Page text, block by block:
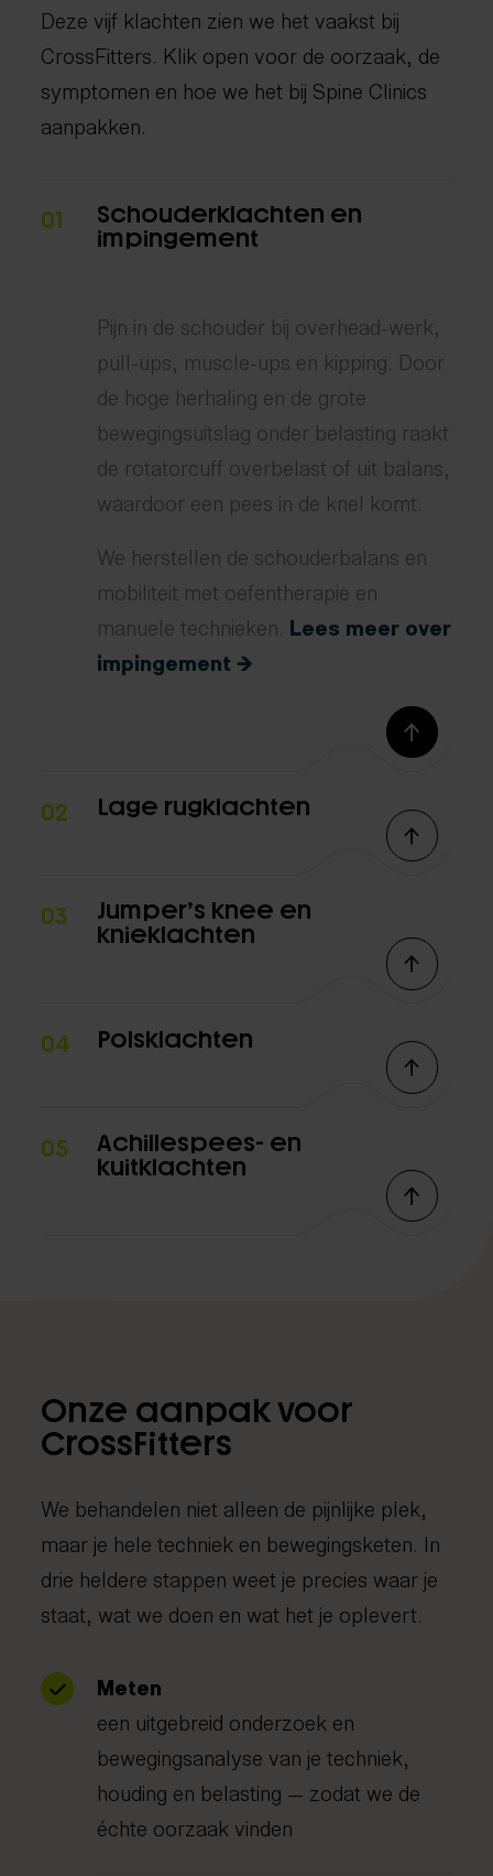
Deze vijf klachten zien we het vaakst bij
CrossFitters. Klik open voor de oorzaak, de
symptomen en hoe we het bij Spine Clinics
aanpakken.
01
Schouderklachten en
impingement
Pijn in de schouder bij overhead-werk,
pull-ups, muscle-ups en kipping. Door
de hoge herhaling en de grote
bewegingsuitslag onder belasting raakt
de rotatorcuff overbelast of uit balans,
waardoor een pees in de knel komt.
We herstellen de schouderbalans en
mobiliteit met oefentherapie en
manuele technieken. Lees meer over
impingement →
02 Lage rugklachten
03
Jumper’s knee en
knieklachten
04 Polsklachten
05
Achillespees- en
kuitklachten
Onze aanpak voor
CrossFitters
We behandelen niet alleen de pijnlijke plek,
maar je hele techniek en bewegingsketen. In
drie heldere stappen weet je precies waar je
staat, wat we doen en wat het je oplevert.
Meten
een uitgebreid onderzoek en
bewegingsanalyse van je techniek,
houding en belasting — zodat we de
échte oorzaak vinden